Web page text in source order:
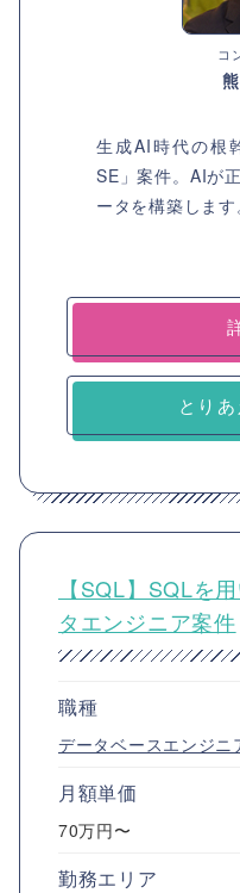
コ
生成AI時代の根
SE」案件。AIが
ータを構築します
とり
【SQL】SQLを
タエンジニア案件
職種
データベースエンジニ
月額単価
70万円〜
勤務エリア